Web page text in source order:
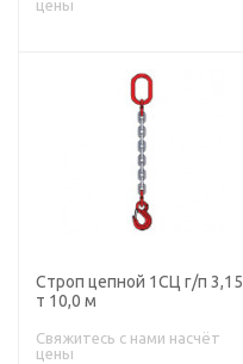
цены
Строп цепной 1СЦ г/п 3,15
т 10,0 м
Свяжитесь с нами насчёт
цены